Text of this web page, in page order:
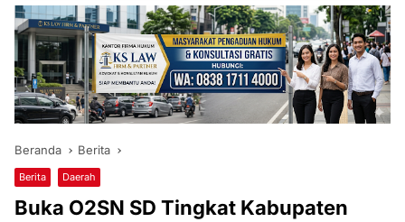
Beranda Berita
Berita Daerah
Buka O2SN SD Tingkat Kabupaten